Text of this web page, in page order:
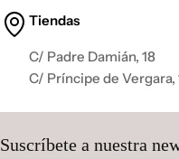
Tiendas
C/ Padre Damián, 18
C/ Príncipe de Vergara,
Suscríbete a nuestra